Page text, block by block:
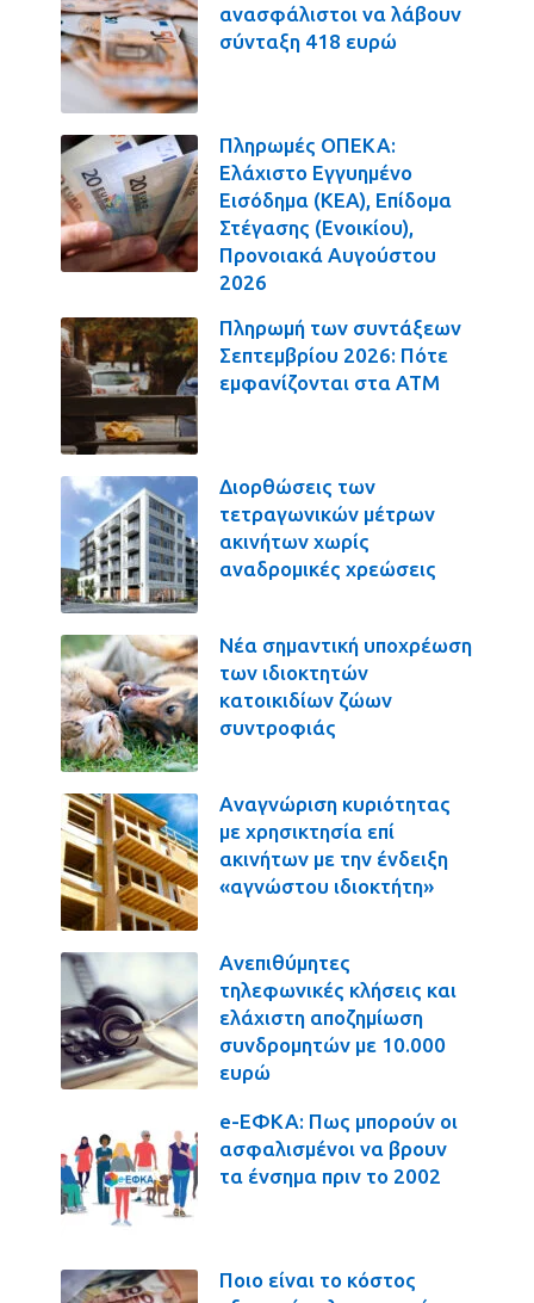
ανασφάλιστοι να λάβουν
σύνταξη 418 ευρώ
Πληρωμές ΟΠΕΚΑ:
Ελάχιστο Εγγυημένο
Εισόδημα (ΚΕΑ), Επίδομα
Στέγασης (Ενοικίου),
Προνοιακά Αυγούστου
2026
Πληρωμή των συντάξεων
Σεπτεμβρίου 2026: Πότε
εμφανίζονται στα ΑΤΜ
Διορθώσεις των
τετραγωνικών μέτρων
ακινήτων χωρίς
αναδρομικές χρεώσεις
Νέα σημαντική υποχρέωση
των ιδιοκτητών
κατοικιδίων ζώων
συντροφιάς
Αναγνώριση κυριότητας
με χρησικτησία επί
ακινήτων με την ένδειξη
«αγνώστου ιδιοκτήτη»
Ανεπιθύμητες
τηλεφωνικές κλήσεις και
ελάχιστη αποζημίωση
συνδρομητών με 10.000
ευρώ
e-ΕΦΚΑ: Πως μπορούν οι
ασφαλισμένοι να βρουν
τα ένσημα πριν το 2002
Ποιο είναι το κόστος